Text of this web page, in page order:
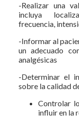
-Realizar una
incluya
frecuencia,
-Informar al
un adecuado
analgésicas
-Determinar el
sobre la calidad
Controlar
influir en la